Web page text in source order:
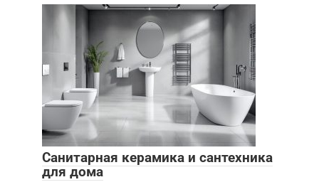
Санитарная керамика и сантехника
для дома